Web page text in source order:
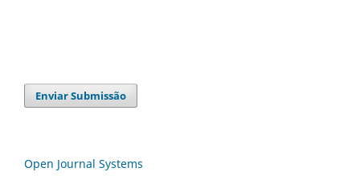
Enviar Submissão
Open Journal Systems